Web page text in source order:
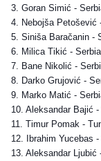
3. Goran Simić -
4. Nebojša Petošević
5. Siniša Baračanin -
6. Milica Tikić -
7. Bane Nikolić -
8. Darko Grujović -
9. Marko Matić -
10. Aleksandar Bajić
11. Timur Pomak -
12. Ibrahim Yucebas
13. Aleksandar Ljubić